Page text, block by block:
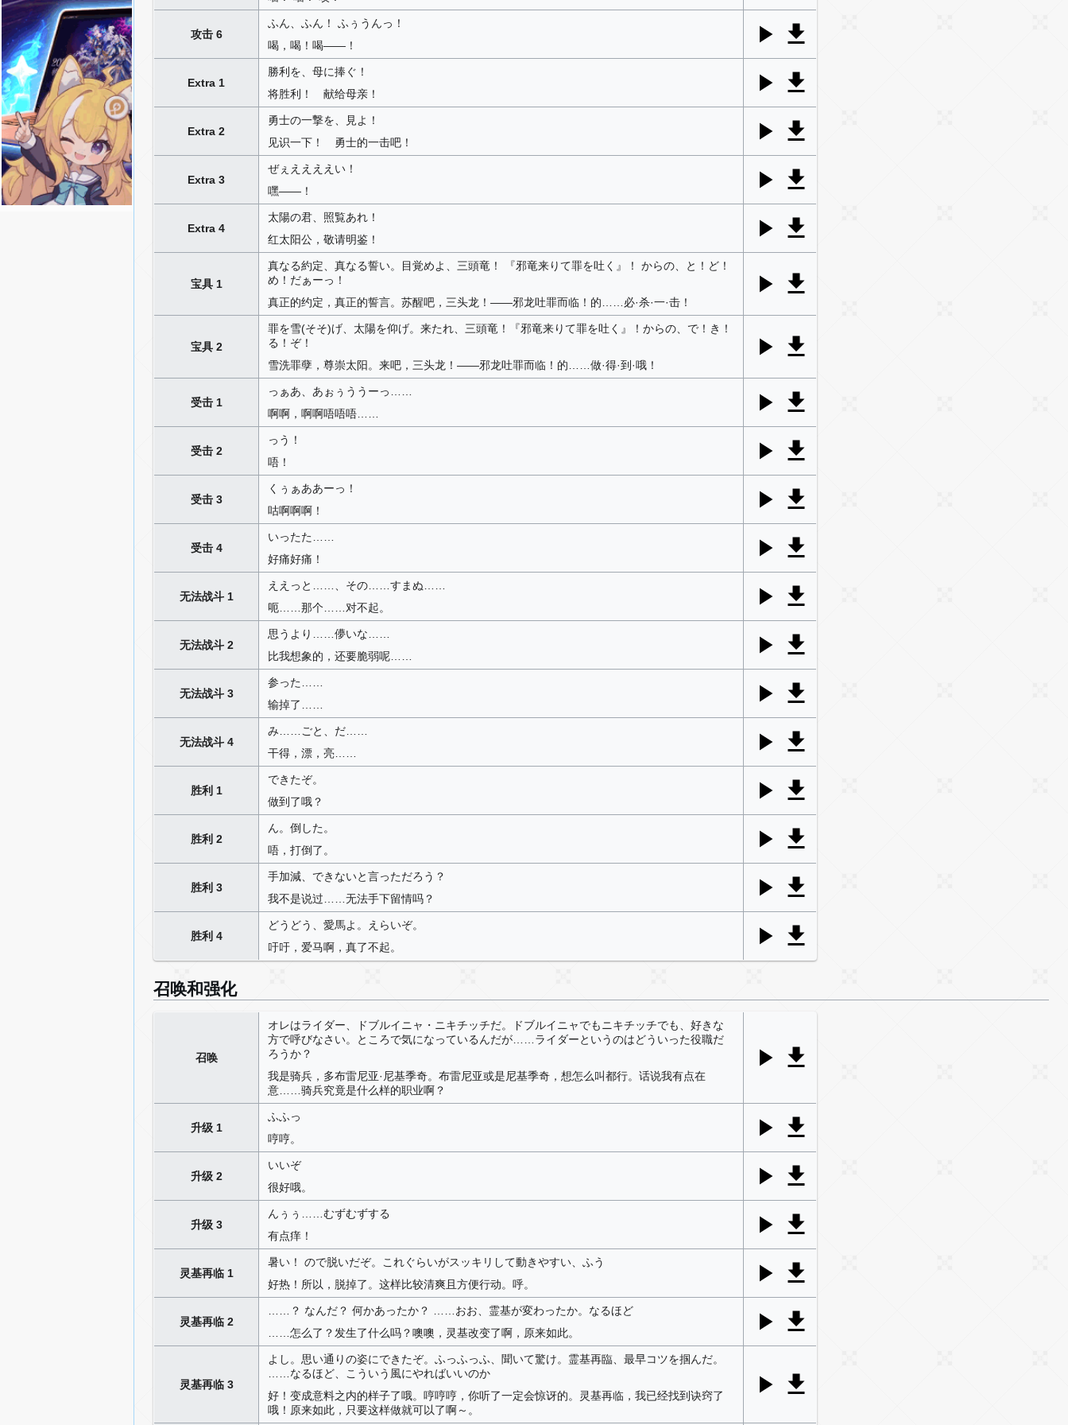
攻击 6
ふん、ふん！ ふぅうんっ！
喝，喝！喝——！
Extra 1
勝利を、母に捧ぐ！
将胜利！ 献给母亲！
Extra 2
勇士の一撃を、見よ！
见识一下！ 勇士的一击吧！
Extra 3
ぜぇええええい！
嘿——！
Extra 4
太陽の君、照覧あれ！
红太阳公，敬请明鉴！
宝具 1
真なる約定、真なる誓い。目覚めよ、三頭竜！ 『邪竜来りて罪を吐く』！ からの、と！ど！
め！だぁーっ！
真正的约定，真正的誓言。苏醒吧，三头龙！——邪龙吐罪而临！的……必·杀·一·击！
宝具 2
罪を雪(そそ)げ、太陽を仰げ。来たれ、三頭竜！『邪竜来りて罪を吐く』！からの、で！き！
る！ぞ！
雪洗罪孽，尊崇太阳。来吧，三头龙！——邪龙吐罪而临！的……做·得·到·哦！
受击 1
っぁあ、あぉぅううーっ……
啊啊，啊啊唔唔唔……
受击 2
っう！
唔！
受击 3
くぅぁああーっ！
咕啊啊啊！
受击 4
いったた……
好痛好痛！
无法战斗 1
ええっと……、その……すまぬ……
呃……那个……对不起。
无法战斗 2
思うより……儚いな……
比我想象的，还要脆弱呢……
无法战斗 3
参った……
输掉了……
无法战斗 4
み……ごと、だ……
干得，漂，亮……
胜利 1
できたぞ。
做到了哦？
胜利 2
ん。倒した。
唔，打倒了。
胜利 3
手加減、できないと言っただろう？
我不是说过……无法手下留情吗？
胜利 4
どうどう、愛馬よ。えらいぞ。
吁吁，爱马啊，真了不起。
召唤和强化
召唤
オレはライダー、ドブルイニャ・ニキチッチだ。ドブルイニャでもニキチッチでも、好きな
方で呼びなさい。ところで気になっているんだが……ライダーというのはどういった役職だ
ろうか？
我是骑兵，多布雷尼亚·尼基季奇。布雷尼亚或是尼基季奇，想怎么叫都行。话说我有点在
意……骑兵究竟是什么样的职业啊？
升级 1
ふふっ
哼哼。
升级 2
いいぞ
很好哦。
升级 3
んぅぅ……むずむずする
有点痒！
灵基再临 1
暑い！ ので脱いだぞ。これぐらいがスッキリして動きやすい、ふう
好热！所以，脱掉了。这样比较清爽且方便行动。呼。
灵基再临 2
……？ なんだ？ 何かあったか？ ……おお、霊基が変わったか。なるほど
……怎么了？发生了什么吗？噢噢，灵基改变了啊，原来如此。
灵基再临 3
よし。思い通りの姿にできたぞ。ふっふっふ、聞いて驚け。霊基再臨、最早コツを掴んだ。
……なるほど、こういう風にやればいいのか
好！变成意料之内的样子了哦。哼哼哼，你听了一定会惊讶的。灵基再临，我已经找到诀窍了
哦！原来如此，只要这样做就可以了啊～。